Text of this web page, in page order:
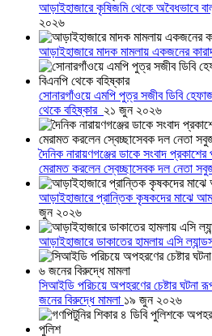
আড়াইহাজারে কৃষিজমি থেকে অবৈধভাবে
২০২৬
আড়াইহাজারে মাদক মামলায় একজনের
সোনারগাঁওয়ে এমপি পুত্র সজীব ডিবি
থেকে বহিষ্কার ২১ জুন ২০২৬
দৈনিক নারায়ণগঞ্জের ডাকে সংবাদ
মেরামত করলেন স্বেচ্ছাসেবক দল নেতা
আড়াইহাজারে প্রান্তিক কৃষকদের মাঝে
জুন ২০২৬
আড়াইহাজারে ডাকাতের হামলায় এসি
সিআইডি পরিচয়ে অপহরণের চেষ্টার ঘটনা
জনের বিরুদ্ধে মামলা ১৯ জুন ২০২৬